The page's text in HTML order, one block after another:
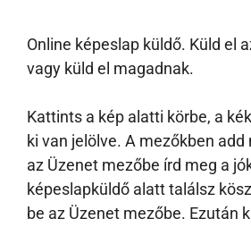
Online képeslap küldő. Küld el
vagy küld el magadnak.
Kattints a kép alatti körbe, a
ki van jelölve. A mezőkben
az Üzenet mezőbe írd meg a
képeslapküldő alatt találsz
be az Üzenet mezőbe. Ezután